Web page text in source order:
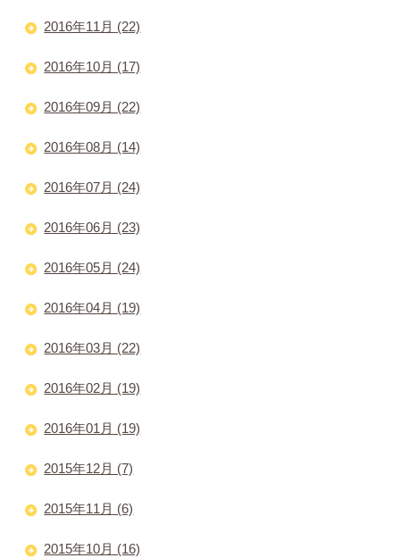
2016年11月 (22)
2016年10月 (17)
2016年09月 (22)
2016年08月 (14)
2016年07月 (24)
2016年06月 (23)
2016年05月 (24)
2016年04月 (19)
2016年03月 (22)
2016年02月 (19)
2016年01月 (19)
2015年12月 (7)
2015年11月 (6)
2015年10月 (16)